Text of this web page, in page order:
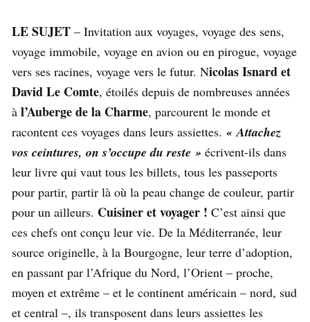
LE SUJET – Invitation aux voyages, voyage des sens,
voyage immobile, voyage en avion ou en pirogue, voyage
vers ses racines, voyage vers le futur. Nicolas Isnard et
David Le Comte, étoilés depuis de nombreuses années
à l’Auberge de la Charme, parcourent le monde et
racontent ces voyages dans leurs assiettes. « Attachez
vos ceintures, on s’occupe du reste » écrivent-ils dans
leur livre qui vaut tous les billets, tous les passeports
pour partir, partir là où la peau change de couleur, partir
pour un ailleurs. Cuisiner et voyager ! C’est ainsi que
ces chefs ont conçu leur vie. De la Méditerranée, leur
source originelle, à la Bourgogne, leur terre d’adoption,
en passant par l’Afrique du Nord, l’Orient – proche,
moyen et extrême – et le continent américain – nord, sud
et central –, ils transposent dans leurs assiettes les